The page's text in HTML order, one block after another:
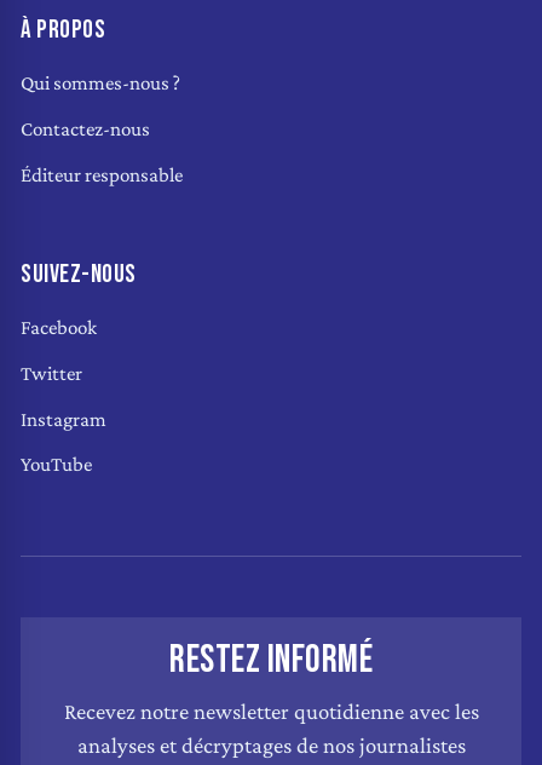
À PROPOS
Qui sommes-nous ?
Contactez-nous
Éditeur responsable
SUIVEZ-NOUS
Facebook
Twitter
Instagram
YouTube
RESTEZ INFORMÉ
Recevez notre newsletter quotidienne avec les
analyses et décryptages de nos journalistes